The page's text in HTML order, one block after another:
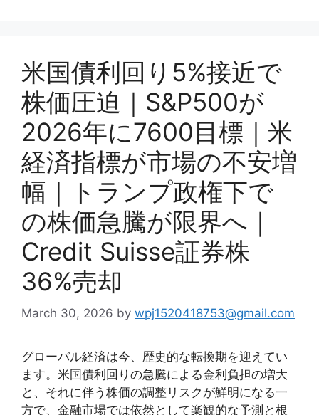
米国債利回り5%接近で
株価圧迫｜S&P500が
2026年に7600目標｜米
経済指標が市場の不安増
幅｜トランプ政権下で
の株価急騰が限界へ｜
Credit Suisse証券株
36%売却
March 30, 2026 by wpj1520418753@gmail.com
グローバル経済は今、歴史的な転換期を迎えてい
ます。米国債利回りの急騰による金利負担の増大
と、それに伴う株価の調整リスクが鮮明になる一
方で、金融市場では依然として楽観的な予測と根